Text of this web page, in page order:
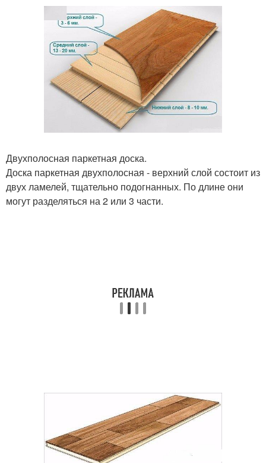
Двухполосная паркетная доска.
Доска паркетная двухполосная - верхний слой состоит из
двух ламелей, тщательно подогнанных. По длине они
могут разделяться на 2 или 3 части.